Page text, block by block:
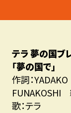
テラ夢の国ブ
「夢の国で」
作詞：
FUNAKOSHI
歌：テラ